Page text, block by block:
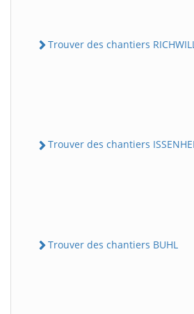
Trouver des chantiers
Trouver des chantiers
Trouver des chantiers BUHL